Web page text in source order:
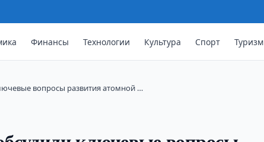
Финансы Технологии Культура Спорт Туризм
вопросы развития атомной …